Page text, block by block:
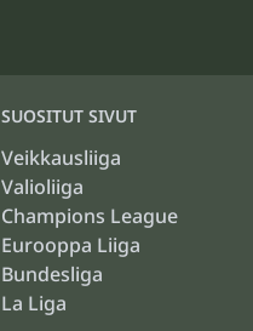
SUOSITUT SIVUT
Veikkausliiga
Valioliiga
Champions League
Eurooppa Liiga
Bundesliga
La Liga